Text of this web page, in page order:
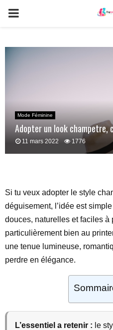
PRIMARY
Mode Féminine
Adopter un look champetre,
11 mars 2022 1776
Si tu veux adopter le style
déguisement, l’idée est
douces, naturelles et faciles à
particulièrement bien au
une tenue lumineuse,
perdre en élégance.
L’essentiel a retenir : le